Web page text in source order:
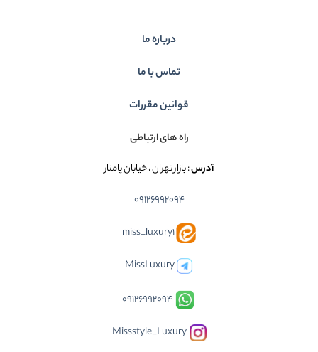
درباره ما
تماس با ما
قوانین مقررات
راه های ارتباطی
آدرس: بازار تهران ، خیابان پامنار
09126992094
miss_luxury1
MissLuxury
09126992094
Missstyle_Luxury